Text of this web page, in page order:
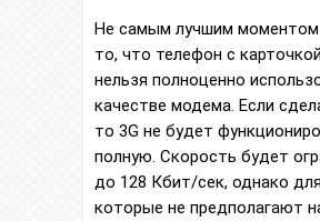
Не самым лучшим моментом
то, что телефон с
нельзя полноценно
качестве модема. Если
то 3G не будет
полную. Скорость будет
до 128 Кбит/сек, однако
которые не предполагают